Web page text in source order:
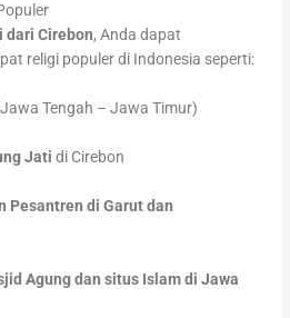
dari Cirebon, Anda dapat
religi populer di Indonesia seperti:
Tengah – Jawa Timur)
Jati di Cirebon
Pesantren di Garut dan
Agung dan situs Islam di Jawa